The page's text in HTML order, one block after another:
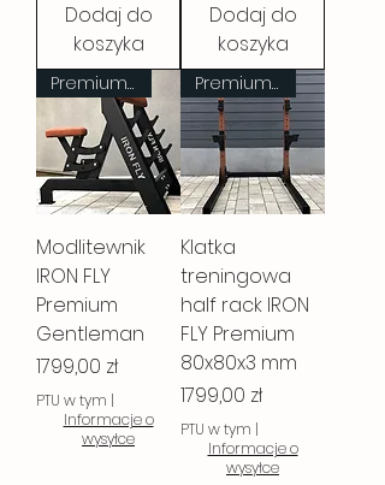
Dodaj do
koszyka
Dodaj do
koszyka
Premium Gentleman
Modlitewnik
IRON FLY
Premium
Gentleman
Cena
1799,00 zł
PTU w tym |
Informacje o
wysyłce
Premium Gentleman
Klatka
treningowa
half rack IRON
FLY Premium
80x80x3 mm
Cena
1799,00 zł
PTU w tym |
Informacje o
wysyłce